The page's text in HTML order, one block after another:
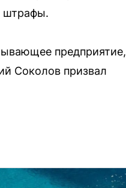
штрафы.
предприятие,
Соколов призвал